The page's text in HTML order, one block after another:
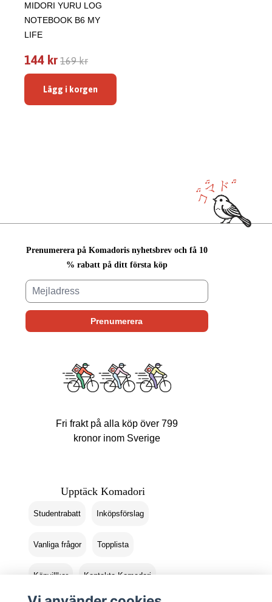
MIDORI YURU LOG
NOTEBOOK B6 MY
LIFE
144 kr 169 kr
Lägg i korgen
Prenumerera på Komadoris nyhetsbrev och få 10
% rabatt på ditt första köp
Fri frakt på alla köp över 799
kronor inom Sverige
Upptäck Komadori
Studentrabatt Inköpsförslag
Vanliga frågor Topplista
Köpvillkor Kontakta Komadori